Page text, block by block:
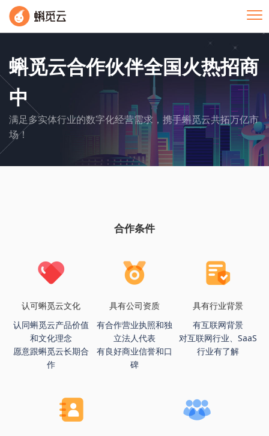
蝌觅云合作伙伴全国火热招商
中
满足多实体行业的数字化经营需求，携手蝌觅云共拓万亿市
场！
合作条件
认可蝌觅云文化
认同蝌觅云产品价值
和文化理念
愿意跟蝌觅云长期合
作
具有公司资质
有合作营业执照和独
立法人代表
有良好商业信誉和口
碑
具有行业背景
有互联网背景
对互联网行业、SaaS
行业有了解